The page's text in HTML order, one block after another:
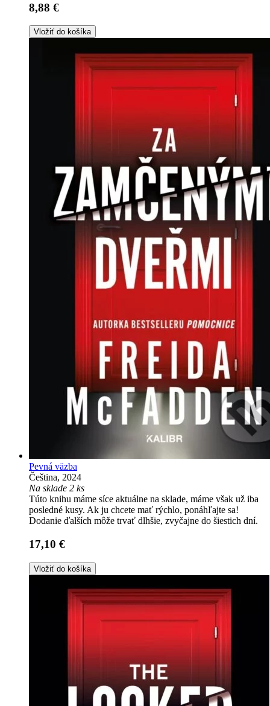
8,88 €
Vložiť do košíka
Pevná väzba
Čeština, 2024
Na sklade 2 ks
Túto knihu máme síce aktuálne na sklade, máme však už iba
posledné kusy. Ak ju chcete mať rýchlo, ponáhľajte sa!
Dodanie ďalších môže trvať dlhšie, zvyčajne do šiestich dní.
17,10 €
Vložiť do košíka